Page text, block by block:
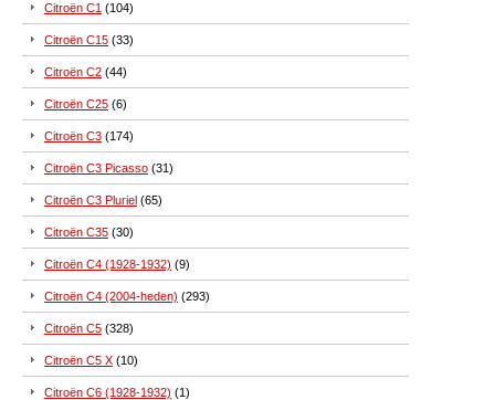
Citroën C1 (104)
Citroën C15 (33)
Citroën C2 (44)
Citroën C25 (6)
Citroën C3 (174)
Citroën C3 Picasso (31)
Citroën C3 Pluriel (65)
Citroën C35 (30)
Citroën C4 (1928-1932) (9)
Citroën C4 (2004-heden) (293)
Citroën C5 (328)
Citroën C5 X (10)
Citroën C6 (1928-1932) (1)